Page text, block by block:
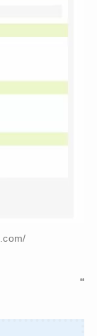
“